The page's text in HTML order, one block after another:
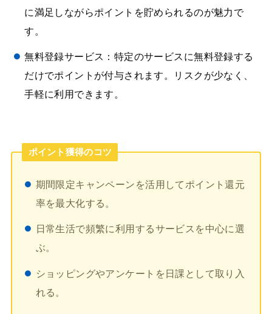
に満足しながらポイントを貯められるのが魅力で
す。
無料登録サービス：特定のサービスに無料登録する
だけでポイントが付与されます。リスクが少なく、
手軽に利用できます。
ポイント獲得のコツ
期間限定キャンペーンを活用してポイント還元
率を最大化する。
日常生活で頻繁に利用するサービスを中心に選
ぶ。
ショッピングやアンケートを日課として取り入
れる。